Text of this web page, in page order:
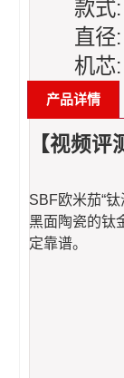
款式:
直径:
机芯:
产品详情
【视频
SBF欧米茄“
黑面陶瓷的钛
定靠谱。